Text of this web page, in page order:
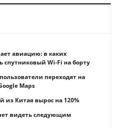
авиацию: в каких
спутниковый Wi-Fi на борту
переходят на
Maps
из Китая вырос на 120%
видеть следующим